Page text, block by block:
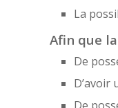
La
Afin que
De
D’avoir